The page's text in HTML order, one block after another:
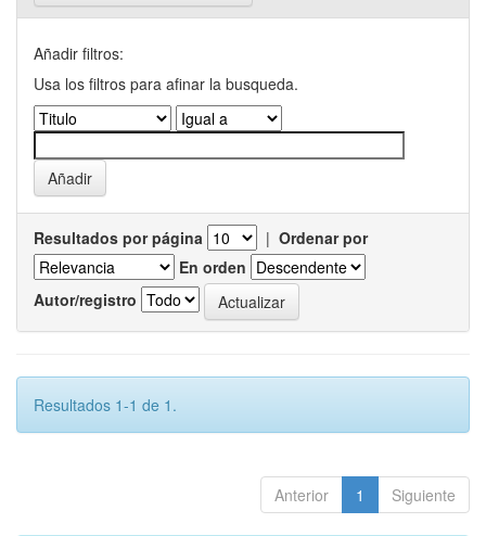
Añadir filtros:
Usa los filtros para afinar la busqueda.
Resultados por página | Ordenar por
En orden
Autor/registro
Resultados 1-1 de 1.
Anterior 1 Siguiente